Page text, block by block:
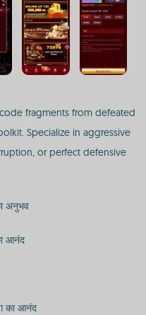
fragments from defeated
Specialize in aggressive
or perfect defensive
अनुभव
आनंद
का आनंद